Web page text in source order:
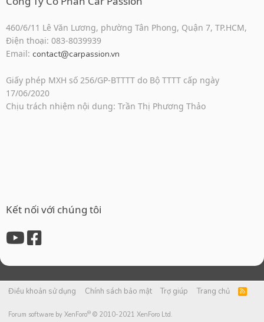
460/6/11 Lê Văn Lương, phường Tân Phong, Quận 7, TP.HCM,
Điện thoại: 083-8039939
Email: contact@carpassion.vn
Giấy phép MXH số 256/GP-BTTTT do Bộ TTTT cấp ngày
17/06/2020
Chịu trách nhiệm nội dung: Trần Thị Phương Thảo
Kết nối với chúng tôi
Điều khoản sử dụng Chính sách bảo mật Trợ giúp Trang chủ
R
S
Forum software by XenForo® © 2010-2021 XenForo Ltd.